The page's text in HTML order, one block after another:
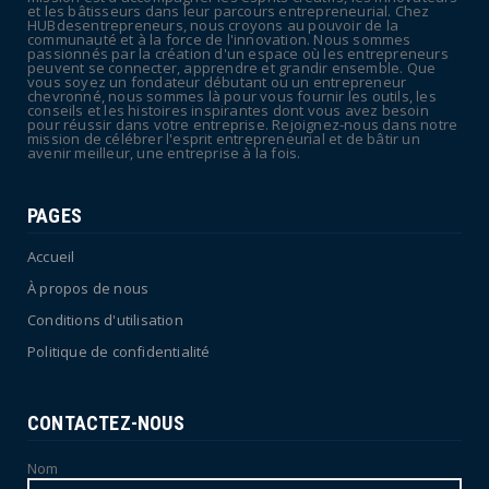
POLITIQUE
Canicule : sept départements du Sud placés
en vigilance oran...
July 04, 2026
et les bâtisseurs dans leur parcours entrepreneurial. Chez
HUBdesentrepreneurs, nous croyons au pouvoir de la
communauté et à la force de l'innovation. Nous sommes
passionnés par la création d'un espace où les entrepreneurs
peuvent se connecter, apprendre et grandir ensemble. Que
vous soyez un fondateur débutant ou un entrepreneur
chevronné, nous sommes là pour vous fournir les outils, les
conseils et les histoires inspirantes dont vous avez besoin
pour réussir dans votre entreprise. Rejoignez-nous dans notre
mission de célébrer l'esprit entrepreneurial et de bâtir un
avenir meilleur, une entreprise à la fois.
PAGES
Accueil
À propos de nous
Conditions d'utilisation
Politique de confidentialité
CONTACTEZ-NOUS
Nom